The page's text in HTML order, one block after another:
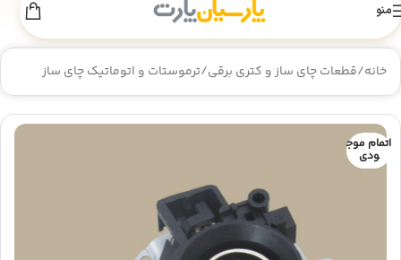
منو
خانه/قطعات چای ساز و کتری برقی/ترموستات و اتوماتیک چای ساز
اتمام موج
ودی